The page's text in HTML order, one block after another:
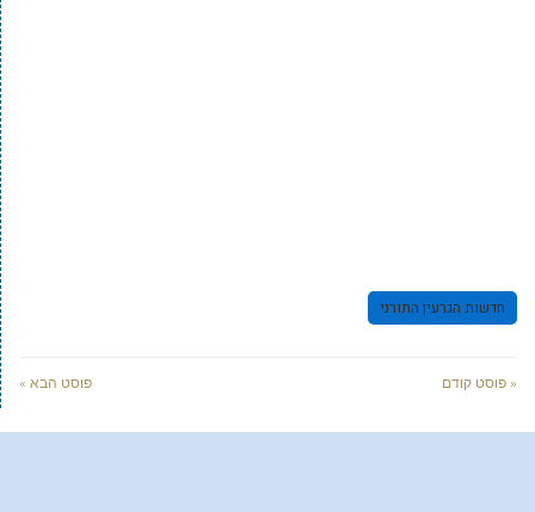
חדשות הגרעין התורני
« פוסט קודם פוסט הבא »